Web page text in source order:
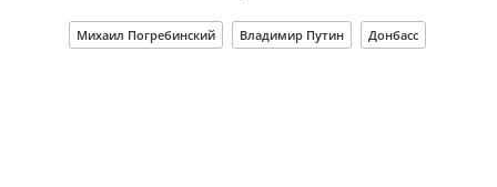
Михаил Погребинский Владимир Путин Донбасс